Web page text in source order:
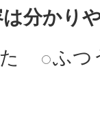
分かり
ふつ